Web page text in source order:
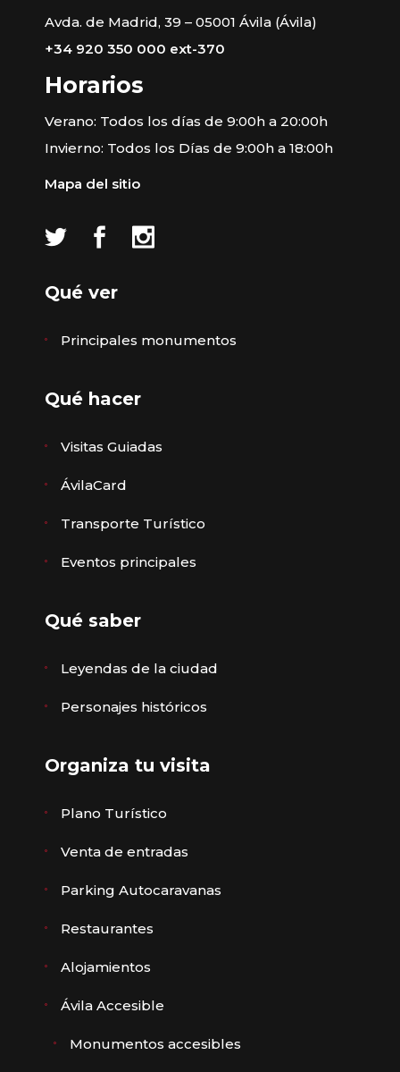
Avda. de Madrid, 39 – 05001 Ávila (Ávila)
+34 920 350 000 ext-370
Horarios
Verano: Todos los días de 9:00h a 20:00h
Invierno: Todos los Días de 9:00h a 18:00h
Mapa del sitio
Qué ver
Principales monumentos
Qué hacer
Visitas Guiadas
ÁvilaCard
Transporte Turístico
Eventos principales
Qué saber
Leyendas de la ciudad
Personajes históricos
Organiza tu visita
Plano Turístico
Venta de entradas
Parking Autocaravanas
Restaurantes
Alojamientos
Ávila Accesible
Monumentos accesibles